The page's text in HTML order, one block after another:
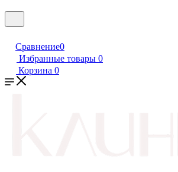
Сравнение0
Избранные товары 0
Корзина 0